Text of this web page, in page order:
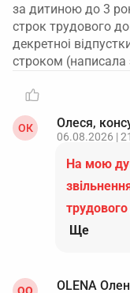
за дитиною до 3
строк трудового
декретноі
строком (написала
ОК Олеся,
06.08.2026 |
На мою
Ще
OLENA